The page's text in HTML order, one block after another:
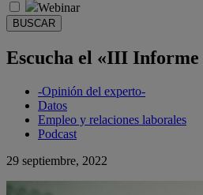
Webinar
BUSCAR
Escucha el «III Informe
-Opinión del experto-
Datos
Empleo y relaciones laborales
Podcast
29 septiembre, 2022